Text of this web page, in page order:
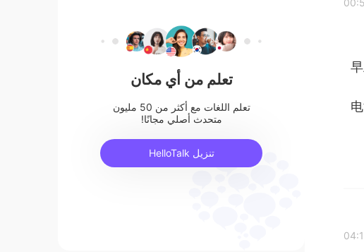
تعلم من أي مكان
تعلم اللغات مع أكثر من 50 مليون
متحدث أصلي مجانًا!
تنزيل HelloTalk